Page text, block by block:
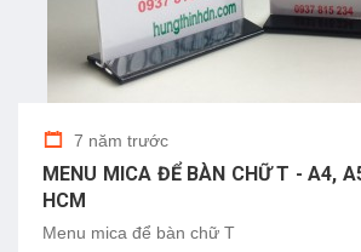
7 năm trước
MENU MICA ĐỂ BÀN CHỮ T - A4,
HCM
Menu mica để bàn chữ T